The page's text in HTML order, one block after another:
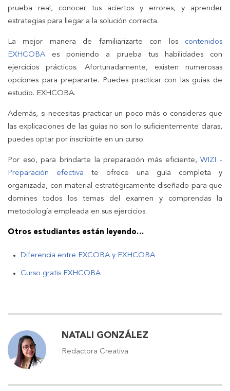
prueba real, conocer tus aciertos y errores, y aprender
estrategias para llegar a la solución correcta.
La mejor manera de familiarizarte con los contenidos
EXHCOBA es poniendo a prueba tus habilidades con
ejercicios prácticos. Afortunadamente, existen numerosas
opciones para prepararte. Puedes practicar con las guías de
estudio. EXHCOBA.
Además, si necesitas practicar un poco más o consideras que
las explicaciones de las guías no son lo suficientemente claras,
puedes optar por inscribirte en un curso.
Por eso, para brindarte la preparación más eficiente,WIZI -
Preparación efectiva te ofrece una guía completa y
organizada, con material estratégicamente diseñado para que
domines todos los temas del examen y comprendas la
metodología empleada en sus ejercicios.
Otros estudiantes están leyendo…
Diferencia entre EXCOBA y EXHCOBA
Curso gratis EXHCOBA
NATALI GONZÁLEZ
Redactora Creativa